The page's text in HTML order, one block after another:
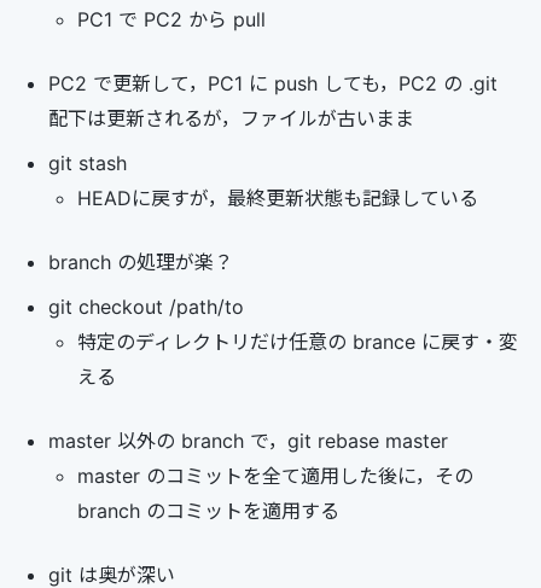
PC1 で PC2 から pull
PC2 で更新して，PC1 に push しても，PC2 の .git
配下は更新されるが，ファイルが古いまま
git stash
HEADに戻すが，最終更新状態も記録している
branch の処理が楽？
git checkout /path/to
特定のディレクトリだけ任意の brance に戻す・変
える
master 以外の branch で，git rebase master
master のコミットを全て適用した後に，その
branch のコミットを適用する
git は奥が深い